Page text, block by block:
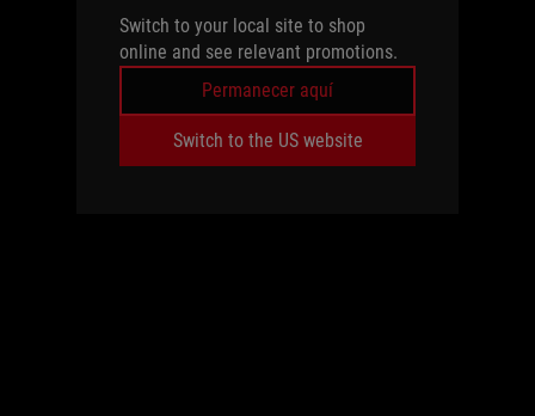
Switch to your local site to shop
online and see relevant promotions.
Permanecer aquí
Switch to the US website